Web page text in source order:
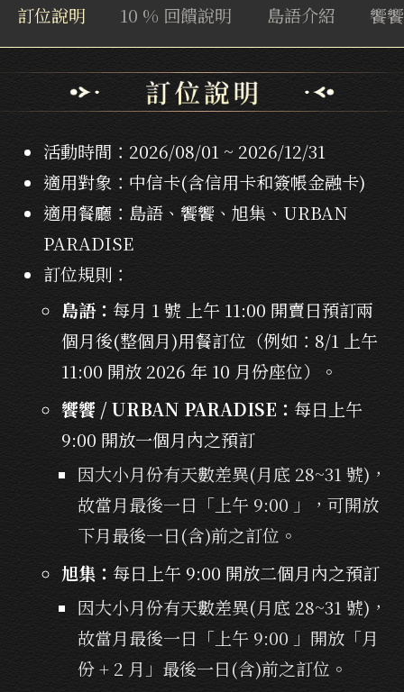
訂位說明 10 % 回饋說明 島語介紹 饗
活動時間：2026/08/01 ~ 2026/12/31
適用對象：中信卡(含信用卡和簽帳金融卡)
適用餐廳：島語、饗饗、旭集、URBAN
PARADISE
訂位規則：
島語： 每月 1 號 上午 11:00 開賣日預訂兩
個月後(整個月)用餐訂位（例如：8/1 上午
11:00 開放 2026 年 10 月份座位）。
饗饗 / URBAN PARADISE： 每日上午
9:00 開放一個月內之預訂
因大小月份有天數差異(月底 28~31 號)，
故當月最後一日「上午 9:00 」，可開放
下月最後一日(含)前之訂位。
旭集： 每日上午 9:00 開放二個月內之預訂
因大小月份有天數差異(月底 28~31 號)，
故當月最後一日「上午 9:00 」開放「月
份 + 2 月」最後一日(含)前之訂位。